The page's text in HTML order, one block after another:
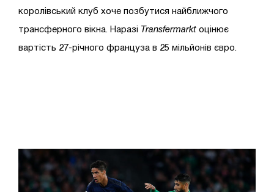
королівський клуб хоче позбутися найближчого
трансферного вікна. Наразі Transfermarkt оцінює
вартість 27-річного француза в 25 мільйонів євро.